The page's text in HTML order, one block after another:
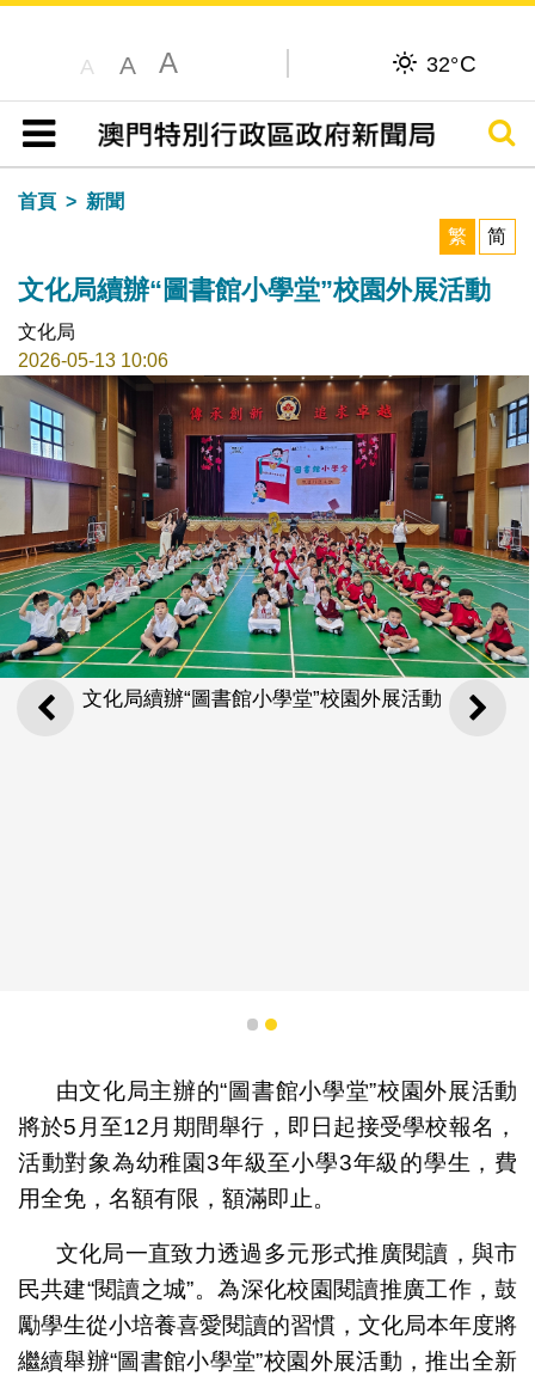
A A A 32°C
目錄
搜尋
首頁
新聞
繁
简
文化局續辦“圖書館小學堂”校園外展活動
文化局
2026-05-13 10:06
上一則 下一
文化局續辦“圖書館小學堂”校園外展活動
1 2
由文化局主辦的“圖書館小學堂”校園外展活動
將於5月至12月期間舉行，即日起接受學校報名，
活動對象為幼稚園3年級至小學3年級的學生，費
用全免，名額有限，額滿即止。
文化局一直致力透過多元形式推廣閱讀，與市
民共建“閱讀之城”。為深化校園閱讀推廣工作，鼓
勵學生從小培養喜愛閱讀的習慣，文化局本年度將
繼續舉辦“圖書館小學堂”校園外展活動，推出全新